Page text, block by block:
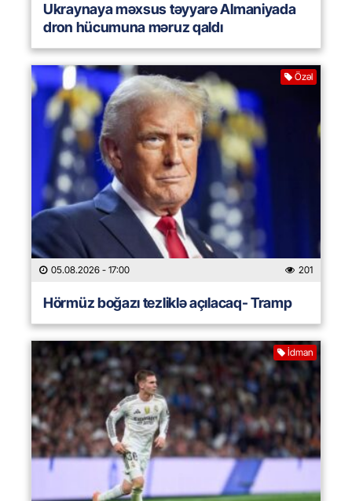
Ukraynaya məxsus təyyarə Almaniyada
dron hücumuna məruz qaldı
Özəl
05.08.2026 - 17:00 201
Hörmüz boğazı tezliklə açılacaq- Tramp
İdman